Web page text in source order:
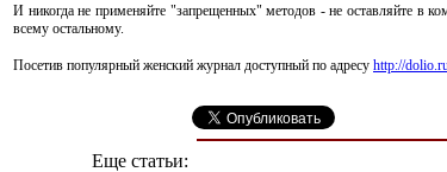
И никогда не применяйте "запрещенных" методов - не оставляйте в
всему остальному.
Посетив популярный женский журнал доступный по адресу http://
Еще статьи: